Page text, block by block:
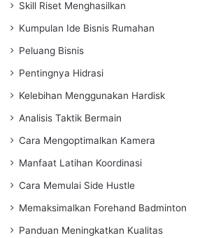
Skill Riset Menghasilkan
Kumpulan Ide Bisnis Rumahan
Peluang Bisnis
Pentingnya Hidrasi
Kelebihan Menggunakan Hardisk
Analisis Taktik Bermain
Cara Mengoptimalkan Kamera
Manfaat Latihan Koordinasi
Cara Memulai Side Hustle
Memaksimalkan Forehand Badminton
Panduan Meningkatkan Kualitas